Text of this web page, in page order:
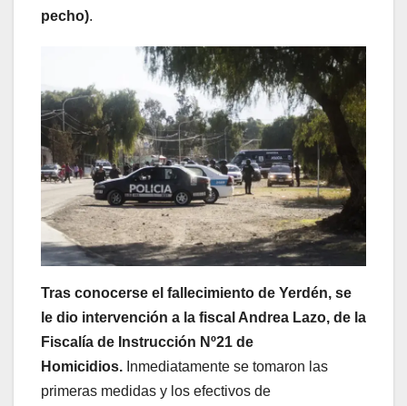
pecho).
Tras conocerse el fallecimiento de Yerdén, se
le dio intervención a la fiscal Andrea Lazo, de la
Fiscalía de Instrucción Nº21 de
Homicidios. Inmediatamente se tomaron las
primeras medidas y los efectivos de